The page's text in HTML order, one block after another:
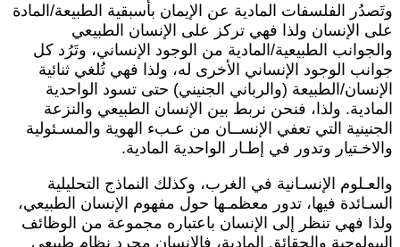
الفلسفات المادية عن الإيمان بأسبقية الطبيعة/المادة
الإنسان ولذا فهي تركز على الإنسان الطبيعي
الطبيعية/المادية من الوجود الإنساني، وتَرُد كل
الوجود الإنساني الأخرى له، ولذا فهي تُلغي ثنائية
الطبيعة (والرباني الجنيني) حتى تسود الواحدية
ولذا، فنحن نربط بين الإنسان الطبيعي والنزعة
التي تعفي الإنســان من عـبء الهوية والمسـئولية
وتدور في إطـار الواحدية المادية.
الإنسـانية في الغرب، وكذلك النماذج التحليلية
فيها، تدور معظمـها حول مفهوم الإنسان الطبيعي،
فهي تنظر إلى الإنسان باعتباره مجموعة من الوظائف
والحقائق المادية، فالإنسان مجرد نظام طبيعي